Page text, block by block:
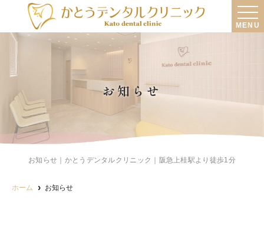
MENU
お知らせ
お知らせ｜かとうデンタルクリニック｜阪急上桂駅より徒歩1分
ホーム お知らせ